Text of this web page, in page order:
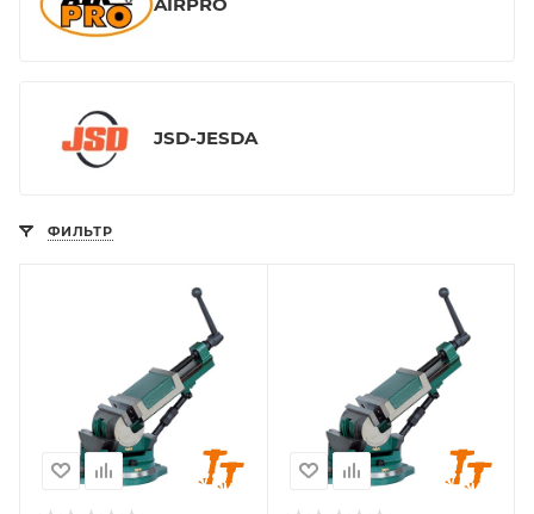
JSD-JESDA
ФИЛЬТР
Ширина губок, мм
Страна-
Ширина губок, мм
Страна-